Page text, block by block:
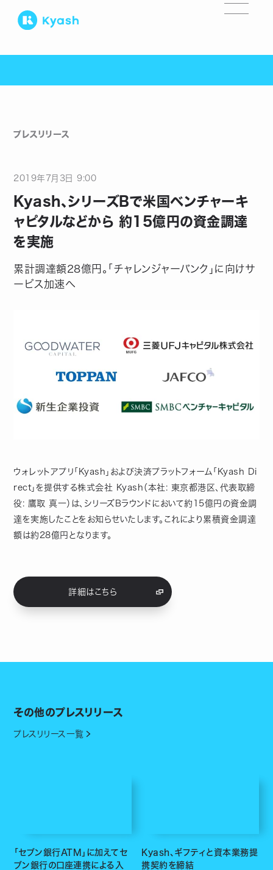
プレスリリース
2019年 7月 3 日9:00
Kyash、シリーズBで米国ベンチャーキ
ャピタルなどから 約15億円の資金調達
を実施
累計調達額28億円。「チャレンジャーバンク」に向けサ
ービス加速へ
ウォレットアプリ「Kyash」および決済プラットフォーム「Kyash Di
rect」を提供する株式会社 Kyash（本社: 東京都港区、代表取締
役: 鷹取 真一）は、シリーズBラウンドにおいて約15億円の資金調
達を実施したことをお知らせいたします。これにより累積資金調達
額は約28億円となります。
詳細はこちら
その他のプレスリリース
プレスリリース一覧
「セブン銀行ATM」に加えてセ
ブン銀行の口座連携による入
Kyash、ギフティと資本業務提
携契約を締結